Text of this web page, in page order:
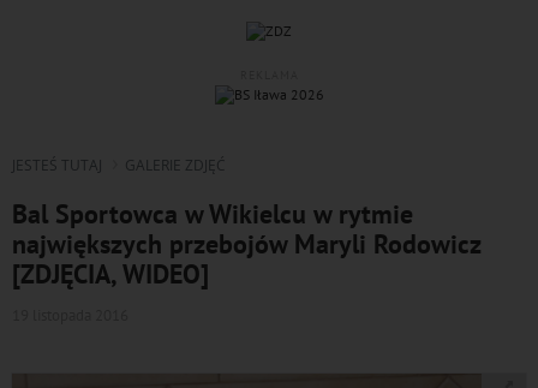
JESTEŚ TUTAJ GALERIE ZDJĘĆ
Bal Sportowca w Wikielcu w rytmie
największych przebojów Maryli Rodowicz
[ZDJĘCIA, WIDEO]